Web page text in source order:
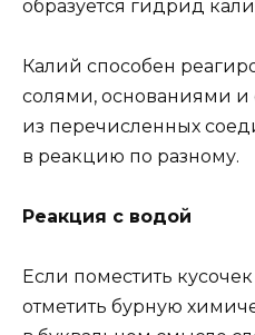
образуется гидрид
Калий способен
солями, основаниями
из перечисленных
в реакцию по разному.
Реакция с водой
Если поместить
отметить бурную